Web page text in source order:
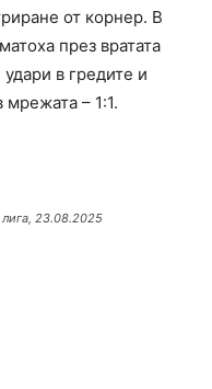
от корнер. В
през вратата
в гредите и
– 1:1.
23.08.2025